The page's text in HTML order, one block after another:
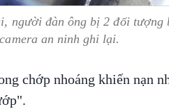
người đàn ông bị 2 đối tượng
an ninh ghi lại.
chớp nhoáng khiến nạn